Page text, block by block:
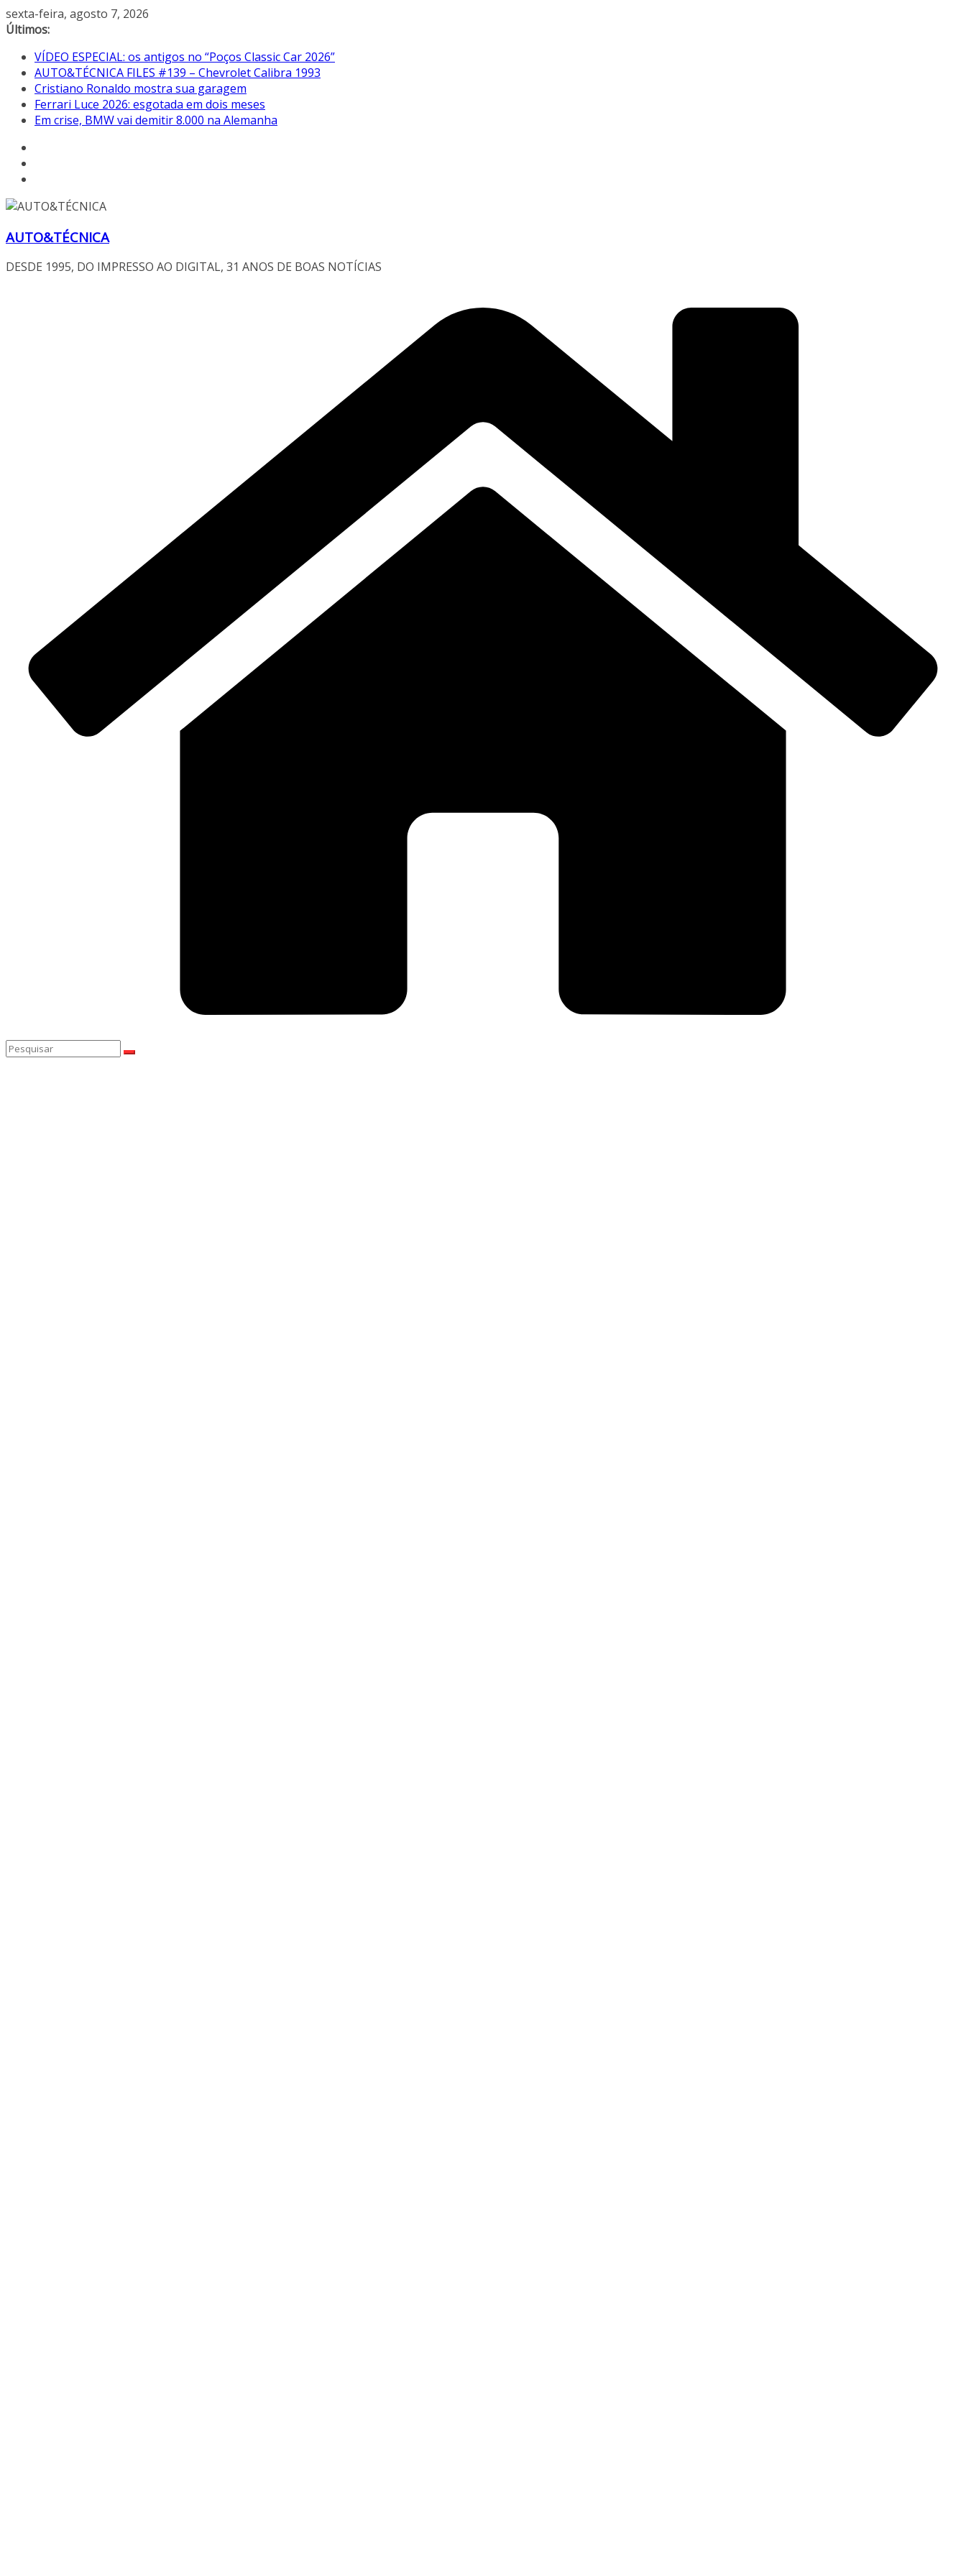
Pular
para
conteúdo
sexta-feira, agosto 7, 2026
Últimos:
VÍDEO ESPECIAL: os antigos no “Poços Classic Car 2026”
AUTO&TÉCNICA FILES #139 – Chevrolet Calibra 1993
Cristiano Ronaldo mostra sua garagem
Ferrari Luce 2026: esgotada em dois meses
Em crise, BMW vai demitir 8.000 na Alemanha
AUTO&TÉCNICA
DESDE 1995, DO IMPRESSO AO DIGITAL, 31 ANOS DE BOAS NOTÍCIAS